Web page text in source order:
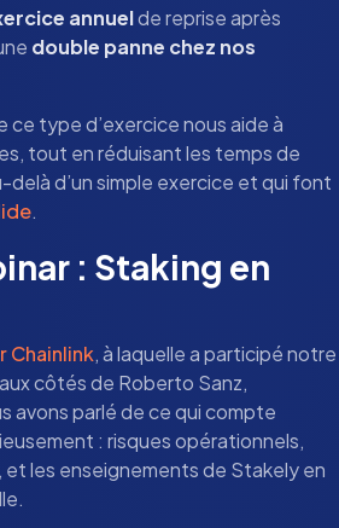
annuelde reprise après
double panne chez nos
ce type d’exercice nous aide à
tout en réduisant les temps de
d’un simple exercice et qui font
.
: Staking en
Chainlink, à laquelle a participé notre
côtés de Roberto Sanz,
avons parlé de ce qui compte
: risques opérationnels,
les enseignements de Stakely en